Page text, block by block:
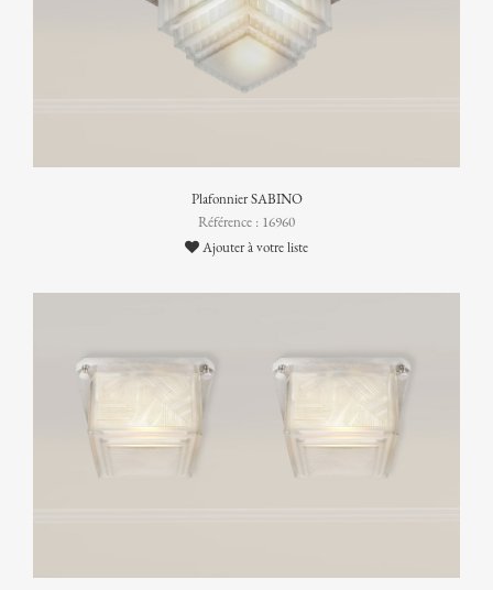
Plafonnier SABINO
Référence : 16960
Ajouter à votre liste